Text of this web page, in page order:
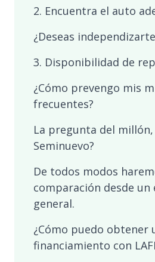
2. Encuentra el auto
¿Deseas
3. Disponibilidad de
¿Cómo prevengo mis
frecuentes?
La pregunta del millón,
Seminuevo?
De todos modos
comparación desde un
general.
¿Cómo puedo obtener
financiamiento con